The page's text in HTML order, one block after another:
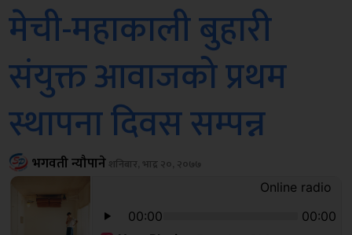
मेची-महाकाली बुहारी
संयुक्त आवाजको प्रथम
स्थापना दिवस सम्पन्न
भगवती न्यौपानेशनिबार, भाद्र २०, २०७७